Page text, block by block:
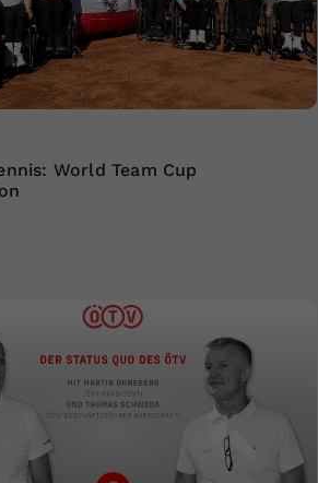
World Team Cup